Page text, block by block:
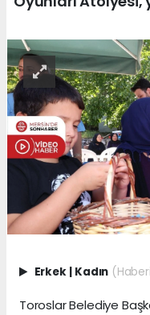
Erkek | Kadın
Toroslar Belediye